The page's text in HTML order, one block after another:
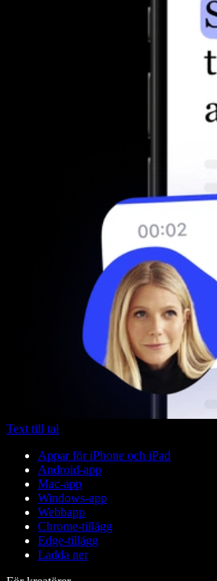
Text till tal
Appar för iPhone och iPad
Android-app
Mac-app
Windows-app
Webbapp
Chrome-tillägg
Edge-tillägg
Ladda ner